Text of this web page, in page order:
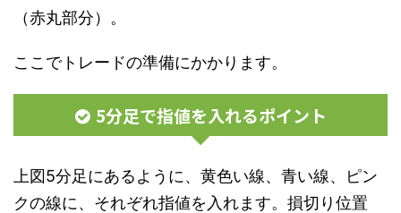
（赤丸部分）。
ここでトレードの準備にかかります。
5分足で指値を入れるポイント
上図5分足にあるように、黄色い線、青い線、ピン
クの線に、それぞれ指値を入れます。損切り位置